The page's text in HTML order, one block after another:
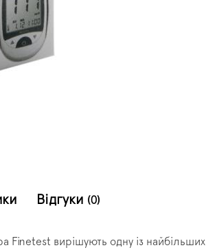
Відгуки (0)
вирішують одну із